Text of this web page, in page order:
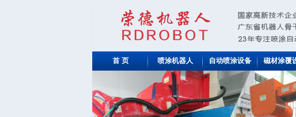
首 页 喷涂机器人 自动喷涂设备 磁材涂覆